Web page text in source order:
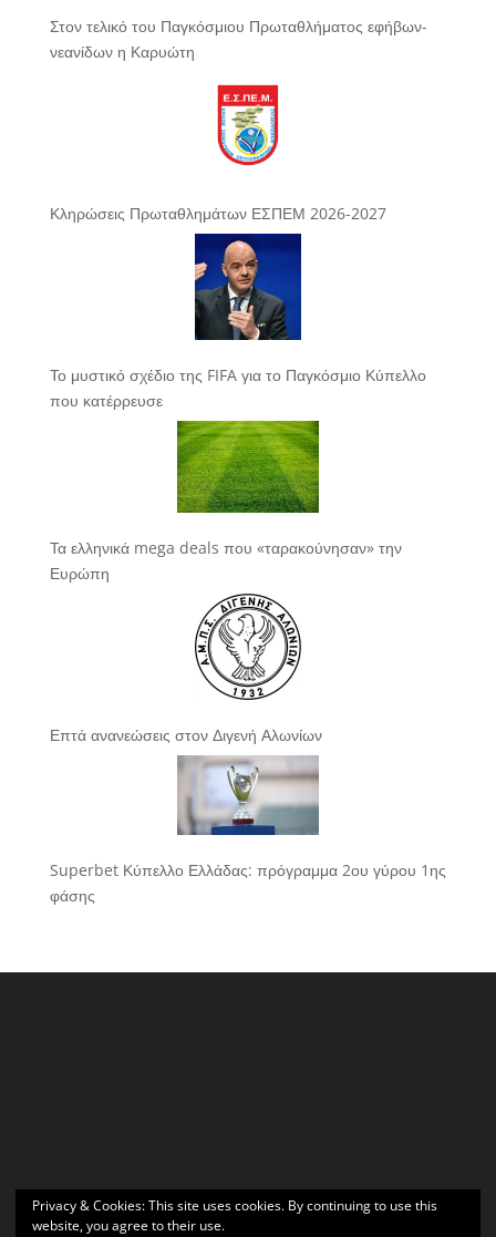
Στον τελικό του Παγκόσμιου Πρωταθλήματος εφήβων-
νεανίδων η Καρυώτη
Κληρώσεις Πρωταθλημάτων ΕΣΠΕΜ 2026-2027
Το μυστικό σχέδιο της FIFA για το Παγκόσμιο Κύπελλο
που κατέρρευσε
Τα ελληνικά mega deals που «ταρακούνησαν» την
Ευρώπη
Επτά ανανεώσεις στον Διγενή Αλωνίων
Superbet Κύπελλο Ελλάδας: πρόγραμμα 2ου γύρου 1ης
φάσης
Privacy & Cookies: This site uses cookies. By continuing to use this
website, you agree to their use.